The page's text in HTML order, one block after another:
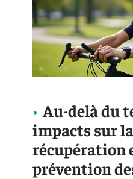
Au-delà du
impacts sur
récupération
prévention